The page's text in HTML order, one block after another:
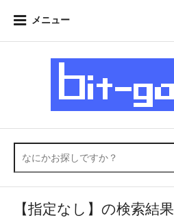
メニュー
【指定なし】の検索結果